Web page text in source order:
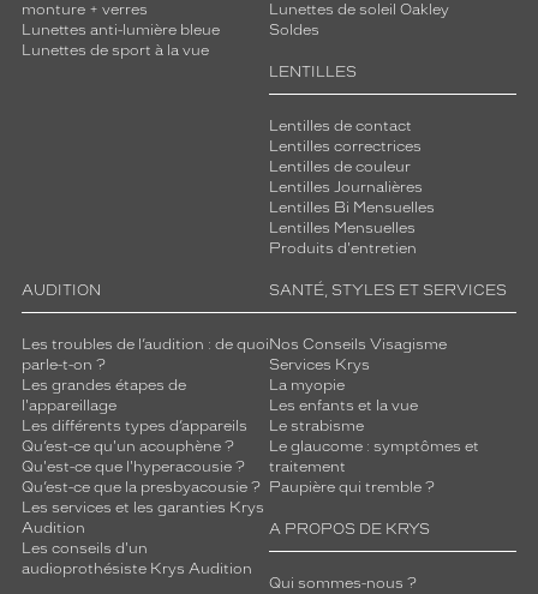
monture + verres
Lunettes anti-lumière bleue
Lunettes de sport à la vue
Lunettes de soleil Oakley
Soldes
LENTILLES
Lentilles de contact
Lentilles correctrices
Lentilles de couleur
Lentilles Journalières
Lentilles Bi Mensuelles
Lentilles Mensuelles
Produits d'entretien
AUDITION
Les troubles de l’audition : de quoi
parle-t-on ?
Les grandes étapes de
l'appareillage
Les différents types d’appareils
Qu’est-ce qu'un acouphène ?
Qu'est-ce que l'hyperacousie ?
Qu’est-ce que la presbyacousie ?
Les services et les garanties Krys
Audition
Les conseils d'un
audioprothésiste Krys Audition
SANTÉ, STYLES ET SERVICES
Nos Conseils Visagisme
Services Krys
La myopie
Les enfants et la vue
Le strabisme
Le glaucome : symptômes et
traitement
Paupière qui tremble ?
A PROPOS DE KRYS
Qui sommes-nous ?